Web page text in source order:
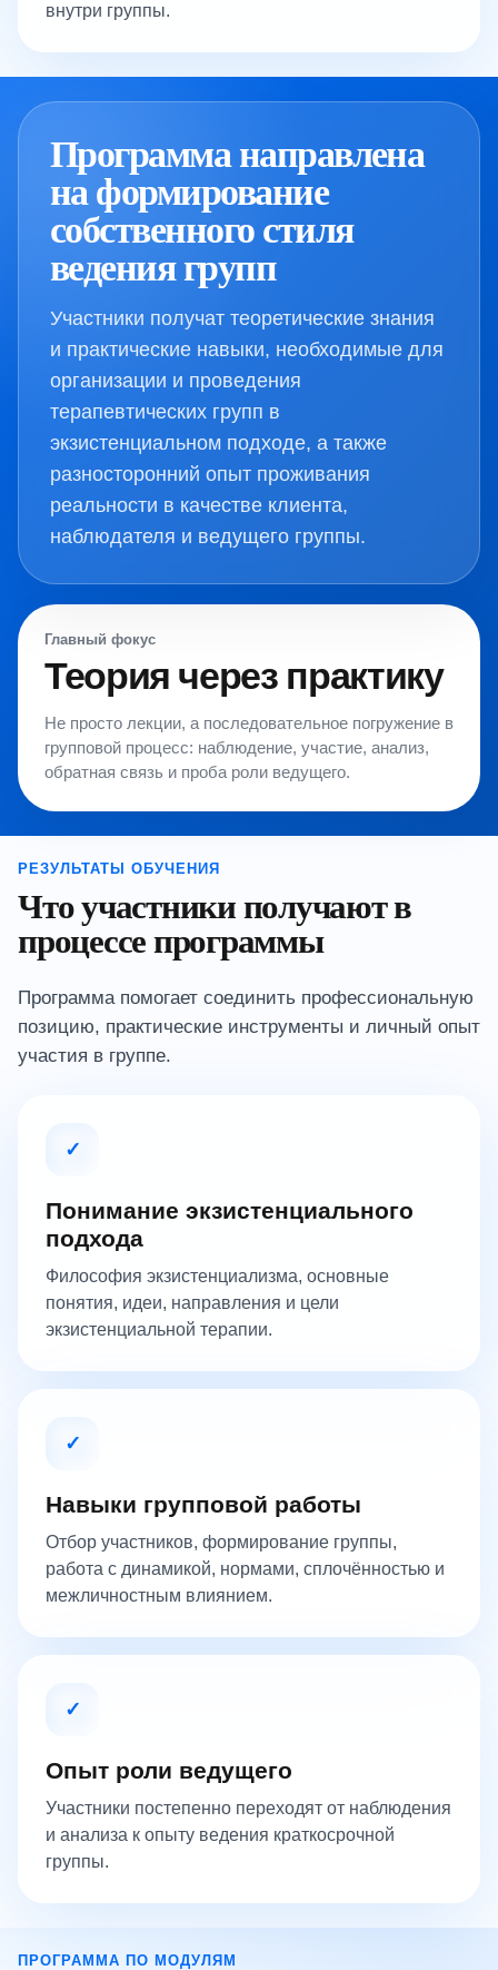
внутри группы.
Программа направлена
на формирование
собственного стиля
ведения групп
Участники получат теоретические знания
и практические навыки, необходимые для
организации и проведения
терапевтических групп в
экзистенциальном подходе, а также
разносторонний опыт проживания
реальности в качестве клиента,
наблюдателя и ведущего группы.
Главный фокус
Теория через практику
Не просто лекции, а последовательное погружение в
групповой процесс: наблюдение, участие, анализ,
обратная связь и проба роли ведущего.
РЕЗУЛЬТАТЫ ОБУЧЕНИЯ
Что участники получают в
процессе программы
Программа помогает соединить профессиональную
позицию, практические инструменты и личный опыт
участия в группе.
✓
Понимание экзистенциального
подхода
Философия экзистенциализма, основные
понятия, идеи, направления и цели
экзистенциальной терапии.
✓
Навыки групповой работы
Отбор участников, формирование группы,
работа с динамикой, нормами, сплочённостью и
межличностным влиянием.
✓
Опыт роли ведущего
Участники постепенно переходят от наблюдения
и анализа к опыту ведения краткосрочной
группы.
ПРОГРАММА ПО МОДУЛЯМ